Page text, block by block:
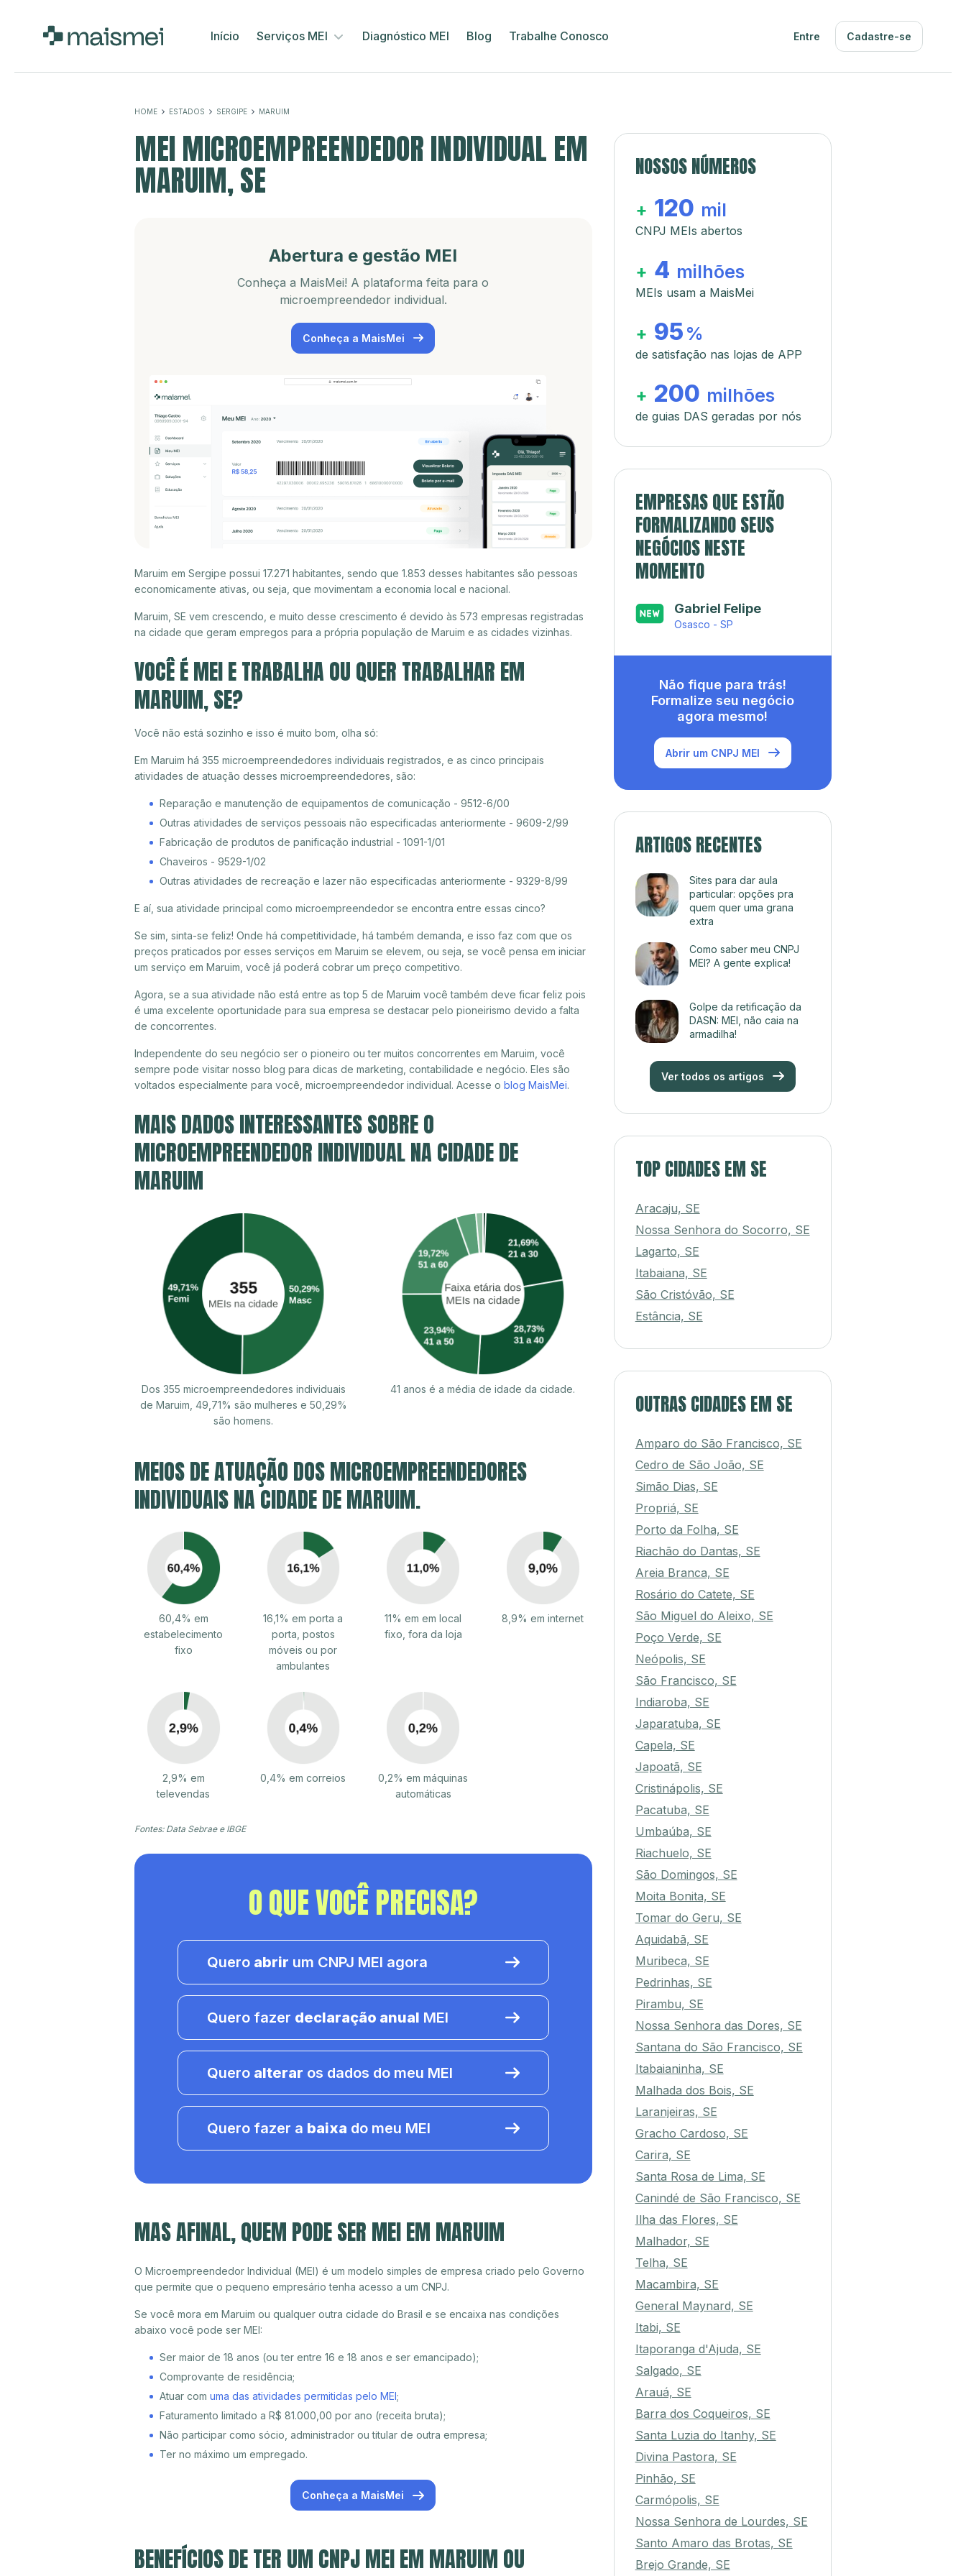
Início Serviços MEI Diagnóstico MEI Blog Trabalhe Conosco Entre Cadastre-se
HOME ESTADOS SERGIPE MARUIM
MEI MICROEMPREENDEDOR INDIVIDUAL EM
MARUIM, SE
Abertura e gestão MEI
Conheça a MaisMei! A plataforma feita para o
microempreendedor individual.
Conheça a MaisMei
Maruim em Sergipe possui 17.271 habitantes, sendo que 1.853 desses habitantes são pessoas
economicamente ativas, ou seja, que movimentam a economia local e nacional.
Maruim, SE vem crescendo, e muito desse crescimento é devido às 573 empresas registradas
na cidade que geram empregos para a própria população de Maruim e as cidades vizinhas.
VOCÊ É MEI E TRABALHA OU QUER TRABALHAR EM
MARUIM, SE?
Você não está sozinho e isso é muito bom, olha só:
Em Maruim há 355 microempreendedores individuais registrados, e as cinco principais
atividades de atuação desses microempreendedores, são:
Reparação e manutenção de equipamentos de comunicação - 9512-6/00
Outras atividades de serviços pessoais não especificadas anteriormente - 9609-2/99
Fabricação de produtos de panificação industrial - 1091-1/01
Chaveiros - 9529-1/02
Outras atividades de recreação e lazer não especificadas anteriormente - 9329-8/99
E aí, sua atividade principal como microempreendedor se encontra entre essas cinco?
Se sim, sinta-se feliz! Onde há competitividade, há também demanda, e isso faz com que os
preços praticados por esses serviços em Maruim se elevem, ou seja, se você pensa em iniciar
um serviço em Maruim, você já poderá cobrar um preço competitivo.
Agora, se a sua atividade não está entre as top 5 de Maruim você também deve ficar feliz pois
é uma excelente oportunidade para sua empresa se destacar pelo pioneirismo devido a falta
de concorrentes.
Independente do seu negócio ser o pioneiro ou ter muitos concorrentes em Maruim, você
sempre pode visitar nosso blog para dicas de marketing, contabilidade e negócio. Eles são
voltados especialmente para você, microempreendedor individual. Acesse o blog MaisMei.
MAIS DADOS INTERESSANTES SOBRE O
MICROEMPREENDEDOR INDIVIDUAL NA CIDADE DE
MARUIM
Dos 355 microempreendedores individuais
de Maruim, 49,71% são mulheres e 50,29%
são homens.
41 anos é a média de idade da cidade.
MEIOS DE ATUAÇÃO DOS MICROEMPREENDEDORES
INDIVIDUAIS NA CIDADE DE MARUIM.
60,4% em
estabelecimento
fixo
16,1% em porta a
porta, postos
móveis ou por
ambulantes
11% em em local
fixo, fora da loja
8,9% em internet
2,9% em
televendas
0,4% em correios
0,2% em máquinas
automáticas
Fontes: Data Sebrae e IBGE
O QUE VOCÊ PRECISA?
Quero abrir um CNPJ MEI agora
Quero fazer declaração anual MEI
Quero alterar os dados do meu MEI
Quero fazer a baixa do meu MEI
MAS AFINAL, QUEM PODE SER MEI EM MARUIM
O Microempreendedor Individual (MEI) é um modelo simples de empresa criado pelo Governo
que permite que o pequeno empresário tenha acesso a um CNPJ.
Se você mora em Maruim ou qualquer outra cidade do Brasil e se encaixa nas condições
abaixo você pode ser MEI:
Ser maior de 18 anos (ou ter entre 16 e 18 anos e ser emancipado);
Comprovante de residência;
Atuar com uma das atividades permitidas pelo MEI;
Faturamento limitado a R$ 81.000,00 por ano (receita bruta);
Não participar como sócio, administrador ou titular de outra empresa;
Ter no máximo um empregado.
Conheça a MaisMei
BENEFÍCIOS DE TER UM CNPJ MEI EM MARUIM OU
NOSSOS NÚMEROS
+ 120 mil
CNPJ MEIs abertos
+ 4 milhões
MEIs usam a MaisMei
+ 95 %
de satisfação nas lojas de APP
+ 200 milhões
de guias DAS geradas por nós
EMPRESAS QUE ESTÃO
FORMALIZANDO SEUS
NEGÓCIOS NESTE
MOMENTO
Gabriel Felipe
Osasco - SP
Não fique para trás!
Formalize seu negócio
agora mesmo!
Abrir um CNPJ MEI
ARTIGOS RECENTES
Sites para dar aula
particular: opções pra
quem quer uma grana
extra
Como saber meu CNPJ
MEI? A gente explica!
Golpe da retificação da
DASN: MEI, não caia na
armadilha!
Ver todos os artigos
TOP CIDADES EM SE
Aracaju, SE
Nossa Senhora do Socorro, SE
Lagarto, SE
Itabaiana, SE
São Cristóvão, SE
Estância, SE
OUTRAS CIDADES EM SE
Amparo do São Francisco, SE
Cedro de São João, SE
Simão Dias, SE
Propriá, SE
Porto da Folha, SE
Riachão do Dantas, SE
Areia Branca, SE
Rosário do Catete, SE
São Miguel do Aleixo, SE
Poço Verde, SE
Neópolis, SE
São Francisco, SE
Indiaroba, SE
Japaratuba, SE
Capela, SE
Japoatã, SE
Cristinápolis, SE
Pacatuba, SE
Umbaúba, SE
Riachuelo, SE
São Domingos, SE
Moita Bonita, SE
Tomar do Geru, SE
Aquidabã, SE
Muribeca, SE
Pedrinhas, SE
Pirambu, SE
Nossa Senhora das Dores, SE
Santana do São Francisco, SE
Itabaianinha, SE
Malhada dos Bois, SE
Laranjeiras, SE
Gracho Cardoso, SE
Carira, SE
Santa Rosa de Lima, SE
Canindé de São Francisco, SE
Ilha das Flores, SE
Malhador, SE
Telha, SE
Macambira, SE
General Maynard, SE
Itabi, SE
Itaporanga d'Ajuda, SE
Salgado, SE
Arauá, SE
Barra dos Coqueiros, SE
Santa Luzia do Itanhy, SE
Divina Pastora, SE
Pinhão, SE
Carmópolis, SE
Nossa Senhora de Lourdes, SE
Santo Amaro das Brotas, SE
Brejo Grande, SE